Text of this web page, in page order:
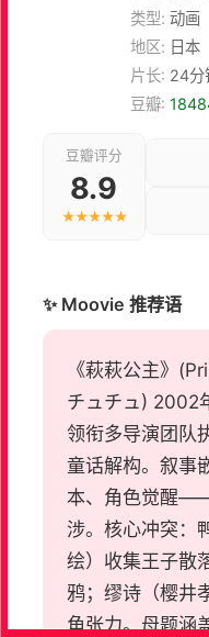
类型: 动画
地区: 日本
片长: 24分
豆瓣:
豆瓣评分
8.9
★★★★★
✨ Moovie 推荐语
《萩萩公主》
チュチュ) 2002
领衔多导演团队
童话解构。叙事
本、角色觉醒
涉。核心冲突：
绘）收集王子散
鸦；缪诗（樱井
角张力。母题涵